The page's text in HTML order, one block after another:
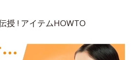
授 ! アイテムHOWTO